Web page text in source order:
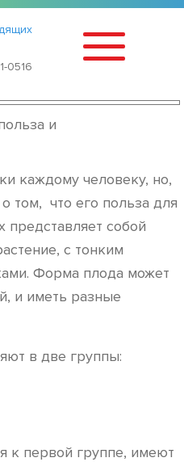
0516 И ВРЕД
каждому человеку, но,
том, что его польза для
представляет собой
с тонким
Форма плода может
и иметь разные
в две группы:
к первой группе, имеют